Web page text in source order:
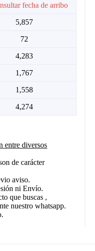
fecha de arribo
5,857
72
4,283
1,767
1,558
4,274
entre diversos
de carácter
aviso.
ni Envío.
que buscas ,
nuestro whatsapp.